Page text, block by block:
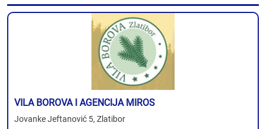
VILA BOROVA I AGENCIJA MIROS
Jovanke Jeftanović 5, Zlatibor